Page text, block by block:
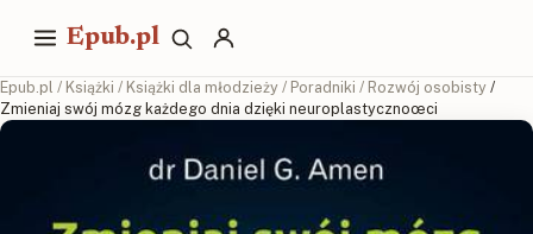
Epub.pl
Epub.pl / Książki / Książki dla młodzieży / Poradniki / Rozwój osobisty /
Zmieniaj swój mózg każdego dnia dzięki neuroplastycznoœci